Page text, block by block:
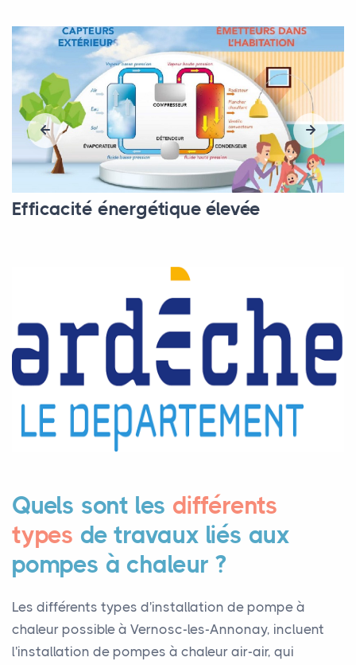
Efficacité énergétique élevée
Quels sont les différents
types de travaux liés aux
pompes à chaleur ?
Les différents types d'installation de pompe à
chaleur possible à Vernosc-les-Annonay, incluent
l'installation de pompes à chaleur air-air, qui